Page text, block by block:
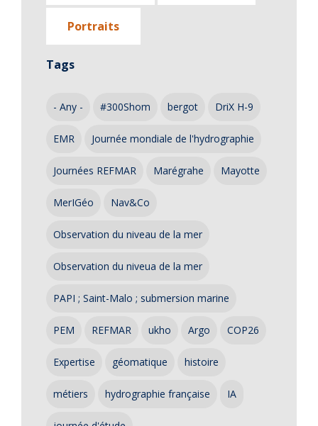
Portraits
Tags
- Any - #300Shom bergot DriX H-9
EMR Journée mondiale de l'hydrographie
Journées REFMAR Marégrahe Mayotte
MerIGéo Nav&Co
Observation du niveau de la mer
Observation du niveua de la mer
PAPI ; Saint-Malo ; submersion marine
PEM REFMAR ukho Argo COP26
Expertise géomatique histoire
métiers hydrographie française IA